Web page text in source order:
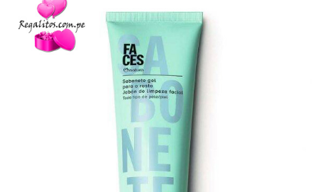
GiftPoints
GIFTPOINTS
!Gana GiftPoints por diferentes acciones y
convierte esos GiftPoints en increíbles
recompensas!
Formas de ganar